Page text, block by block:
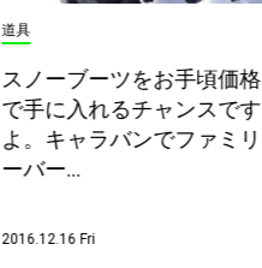
道具
スノーブーツをお手頃価格
で手に入れるチャンスです
よ。キャラバンでファミリ
ーバー…
2016.12.16 Fri